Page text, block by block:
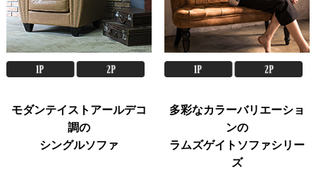
モダンテイストアールデコ
調の
シングルソファ
多彩なカラーバリエーショ
ンの
ラムズゲイトソファシリー
ズ